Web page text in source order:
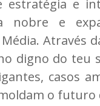
e
nobre e
Através
digno do teu
casos
o